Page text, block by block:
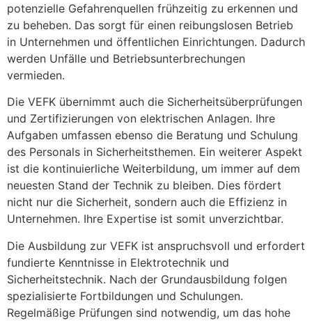
potenzielle Gefahrenquellen frühzeitig zu erkennen und
zu beheben. Das sorgt für einen reibungslosen Betrieb
in Unternehmen und öffentlichen Einrichtungen. Dadurch
werden Unfälle und Betriebsunterbrechungen
vermieden.
Die VEFK übernimmt auch die Sicherheitsüberprüfungen
und Zertifizierungen von elektrischen Anlagen. Ihre
Aufgaben umfassen ebenso die Beratung und Schulung
des Personals in Sicherheitsthemen. Ein weiterer Aspekt
ist die kontinuierliche Weiterbildung, um immer auf dem
neuesten Stand der Technik zu bleiben. Dies fördert
nicht nur die Sicherheit, sondern auch die Effizienz in
Unternehmen. Ihre Expertise ist somit unverzichtbar.
Die Ausbildung zur VEFK ist anspruchsvoll und erfordert
fundierte Kenntnisse in Elektrotechnik und
Sicherheitstechnik. Nach der Grundausbildung folgen
spezialisierte Fortbildungen und Schulungen.
Regelmäßige Prüfungen sind notwendig, um das hohe